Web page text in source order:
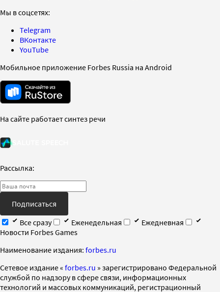
Мы в соцсетях:
Telegram
ВКонтакте
YouTube
Мобильное приложение Forbes Russia на Android
На сайте работает синтез речи
Рассылка:
Подписаться
Все сразу
Еженедельная
Ежедневная
Новости Forbes Games
Наименование издания: forbes.ru
Cетевое издание « forbes.ru » зарегистрировано Федеральной
службой по надзору в сфере связи, информационных
технологий и массовых коммуникаций, регистрационный